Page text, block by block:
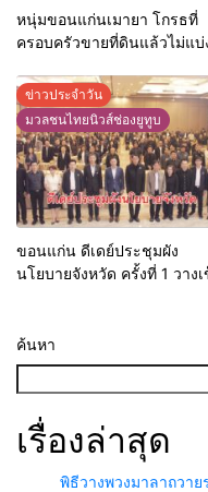
หนุ่มขอนแก่นเมายา โกรธที่
ครอบครัวขายที่ดินแล้วไม่แบ่
ทำงาน ผกก.ฯ 2 นัด ตำรวจคุ
ได้ทันควัน
ข่าวประจำวัน
มวลชนไทยนิวส์ช่องยูทูบ
ขอนแก่น ดีเดย์ประชุมผัง
นโยบายจังหวัด ครั้งที่ 1 วางเ
ค้นหา
เรื่องล่าสุด
พิธีวางพวงมาลาถวา